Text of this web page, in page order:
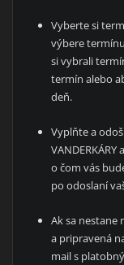
Vyberte si
výbere
si vybrali
termín alebo
deň.
Vyplňte a
o čom vás
po odoslaní
Ak sa nestane
a pripravená
mail s